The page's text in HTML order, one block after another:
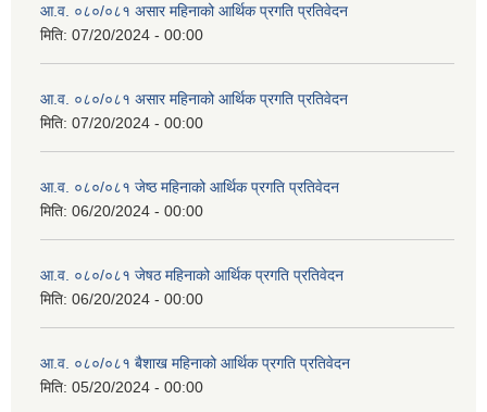
आ.व. ०८०/०८१ असार महिनाको आर्थिक प्रगति प्रतिवेदन
मिति: 07/20/2024 - 00:00
आ.व. ०८०/०८१ असार महिनाको आर्थिक प्रगति प्रतिवेदन
मिति: 07/20/2024 - 00:00
आ.व. ०८०/०८१ जेष्ठ महिनाको आर्थिक प्रगति प्रतिवेदन
मिति: 06/20/2024 - 00:00
आ.व. ०८०/०८१ जेषठ महिनाको आर्थिक प्रगति प्रतिवेदन
मिति: 06/20/2024 - 00:00
आ.व. ०८०/०८१ बैशाख महिनाको आर्थिक प्रगति प्रतिवेदन
मिति: 05/20/2024 - 00:00